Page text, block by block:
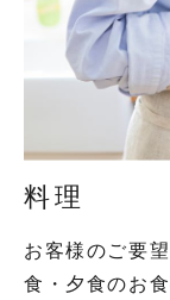
料理
お客様のご要
食・夕食のお